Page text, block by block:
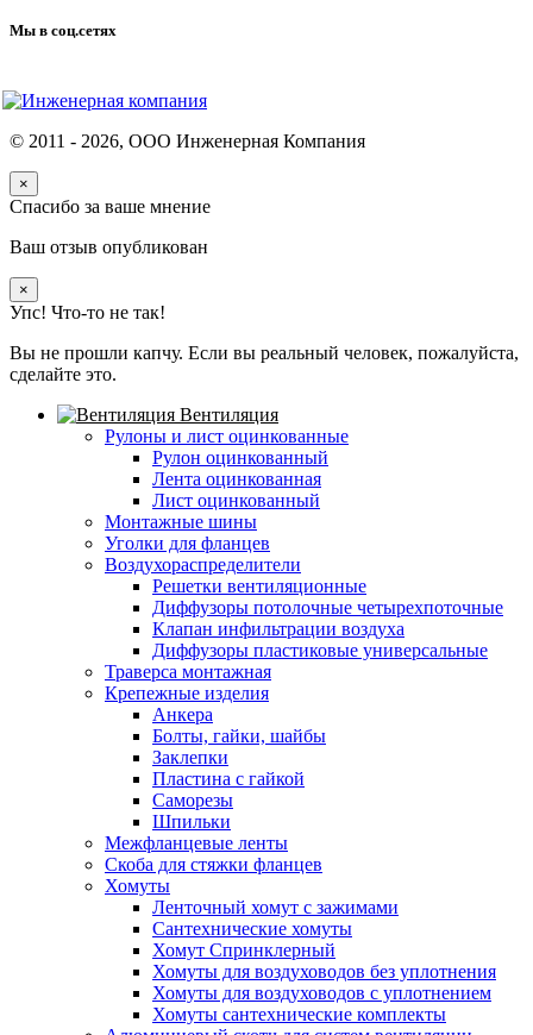
Мы в соц.сетях
© 2011 - 2026, ООО Инженерная Компания
×
Спасибо за ваше мнение
Ваш отзыв опубликован
×
Упс! Что-то не так!
Вы не прошли капчу. Если вы реальный человек, пожалуйста,
сделайте это.
Вентиляция
Рулоны и лист оцинкованные
Рулон оцинкованный
Лента оцинкованная
Лист оцинкованный
Монтажные шины
Уголки для фланцев
Воздухораспределители
Решетки вентиляционные
Диффузоры потолочные четырехпоточные
Клапан инфильтрации воздуха
Диффузоры пластиковые универсальные
Траверса монтажная
Крепежные изделия
Анкера
Болты, гайки, шайбы
Заклепки
Пластина с гайкой
Саморезы
Шпильки
Межфланцевые ленты
Скоба для стяжки фланцев
Хомуты
Ленточный хомут с зажимами
Сантехнические хомуты
Хомут Спринклерный
Хомуты для воздуховодов без уплотнения
Хомуты для воздуховодов с уплотнением
Хомуты сантехнические комплекты